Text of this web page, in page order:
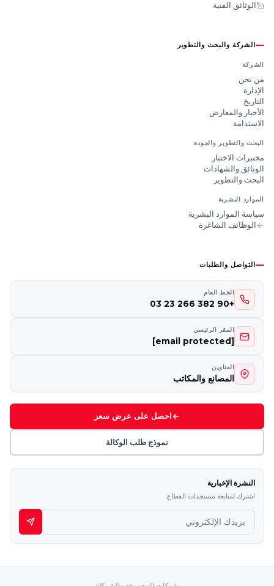
الوثائق الفنية
الشركة والبحث والتطوير
الشركة
من نحن
الإدارة
التاريخ
الأخبار والمعارض
الاستدامة
البحث والتطوير والجودة
مختبرات الاختبار
الوثائق والشهادات
البحث والتطوير
الموارد البشرية
سياسة الموارد البشرية
الوظائف الشاغرة
التواصل والطلبات
الخط العام
+90 382 266 23 03
المقر الرئيسي
[email protected]
العناوين
المصانع والمكاتب
احصل على عرض سعر
نموذج طلب الوكالة
النشرة الإخبارية
اشترك لمتابعة مستجدات القطاع.